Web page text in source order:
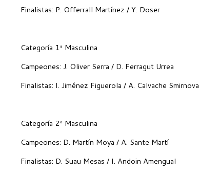
Finalistas: P. Offerrall Martínez / Y. Doser
Categoría 1ª Masculina
Campeones: J. Oliver Serra / D. Ferragut Urrea
Finalistas: I. Jiménez Figuerola / A. Calvache Smirnova
Categoría 2ª Masculina
Campeones: D. Martín Moya / A. Sante Martí
Finalistas: D. Suau Mesas / I. Andoin Amengual